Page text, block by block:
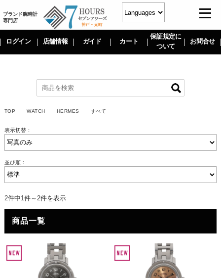
ブランド腕時計
専門店
ログイン 店舗情報 ガイド カート
保証規定に
ついて
お問合せ
TOP WATCH HERMES すべて
表示切替：
並び順：
2件中1件～2件を表示
商品一覧